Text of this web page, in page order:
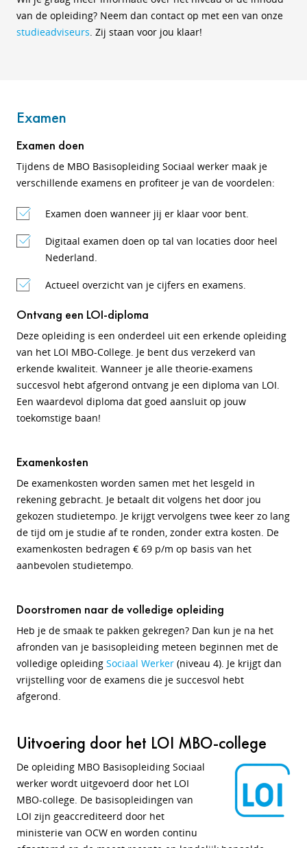
van de opleiding? Neem dan contact op met een van onze
studieadviseurs. Zij staan voor jou klaar!
Examen
Examen doen
Tijdens de MBO Basisopleiding Sociaal werker maak je
verschillende examens en profiteer je van de voordelen:
Examen doen wanneer jij er klaar voor bent.
Digitaal examen doen op tal van locaties door heel
Nederland.
Actueel overzicht van je cijfers en examens.
Ontvang een LOI-diploma
Deze opleiding is een onderdeel uit een erkende opleiding
van het LOI MBO-College. Je bent dus verzekerd van
erkende kwaliteit. Wanneer je alle theorie-examens
succesvol hebt afgerond ontvang je een diploma van LOI.
Een waardevol diploma dat goed aansluit op jouw
toekomstige baan!
Examenkosten
De examenkosten worden samen met het lesgeld in
rekening gebracht. Je betaalt dit volgens het door jou
gekozen studietempo. Je krijgt vervolgens twee keer zo lang
de tijd om je studie af te ronden, zonder extra kosten. De
examenkosten bedragen € 69 p/m op basis van het
aanbevolen studietempo.
Doorstromen naar de volledige opleiding
Heb je de smaak te pakken gekregen? Dan kun je na het
afronden van je basisopleiding meteen beginnen met de
volledige opleiding Sociaal Werker (niveau 4). Je krijgt dan
vrijstelling voor de examens die je succesvol hebt
afgerond.
Uitvoering door het LOI MBO-college
De opleiding MBO Basisopleiding Sociaal
werker wordt uitgevoerd door het LOI
MBO-college. De basisopleidingen van
LOI zijn geaccrediteerd door het
ministerie van OCW en worden continu